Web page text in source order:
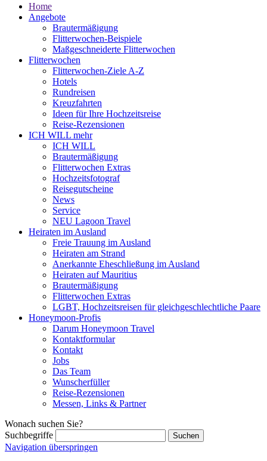
Home
Angebote
Brautermäßigung
Flitterwochen-Beispiele
Maßgeschneiderte Flitterwochen
Flitterwochen
Flitterwochen-Ziele A-Z
Hotels
Rundreisen
Kreuzfahrten
Ideen für Ihre Hochzeitsreise
Reise-Rezensionen
ICH WILL mehr
ICH WILL
Brautermäßigung
Flitterwochen Extras
Hochzeitsfotograf
Reisegutscheine
News
Service
NEU Lagoon Travel
Heiraten im Ausland
Freie Trauung im Ausland
Heiraten am Strand
Anerkannte Eheschließung im Ausland
Heiraten auf Mauritius
Brautermäßigung
Flitterwochen Extras
LGBT, Hochzeitsreisen für gleichgeschlechtliche Paare
Honeymoon-Profis
Darum Honeymoon Travel
Kontaktformular
Kontakt
Jobs
Das Team
Wunscherfüller
Reise-Rezensionen
Messen, Links & Partner
Wonach suchen Sie?
Suchbegriffe
Navigation überspringen